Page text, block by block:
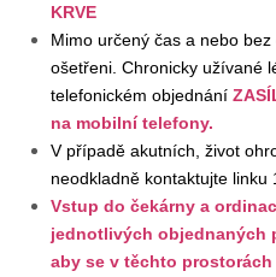
KRVE
Mimo určený čas a nebo
ošetřeni. Chronicky užívané
telefonickém objednání
na mobilní telefony.
V případě akutních, život
neodkladně kontaktujte linku
Vstup do čekárny a
jednotlivých objednaných
aby se v těchto